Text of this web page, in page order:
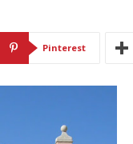
Pinterest